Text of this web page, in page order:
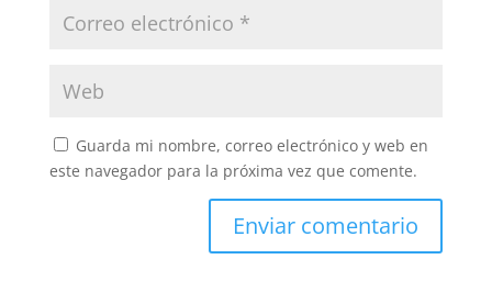
Guarda mi nombre, correo electrónico y web en
este navegador para la próxima vez que comente.